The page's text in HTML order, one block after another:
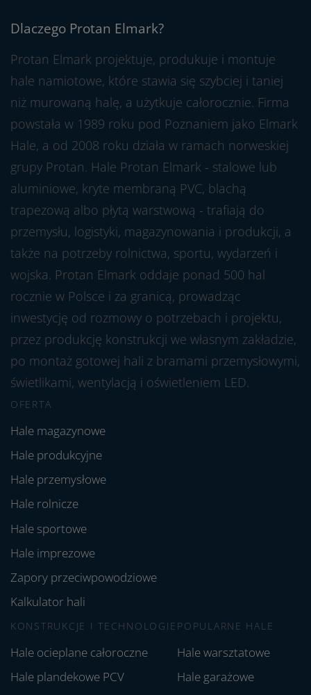
Dlaczego Protan Elmark?
Protan Elmark projektuje, produkuje i montuje
hale namiotowe, które stawia się szybciej i taniej
niż murowaną halę, a użytkuje całorocznie. Firma
powstała w 1989 roku pod Poznaniem jako Elmark
Hale, a od 2008 roku działa w ramach norweskiej
grupy Protan. Hale Protan Elmark - stalowe lub
aluminiowe, kryte membraną PVC, blachą
trapezową albo płytą warstwową - trafiają do
przemysłu, logistyki, magazynowania i produkcji, a
także na potrzeby rolnictwa, sportu, wydarzeń i
wojska. Protan Elmark oddaje ponad 500 hal
rocznie w Polsce i za granicą, prowadząc
inwestycję od rozmowy o potrzebach i projektu,
przez produkcję konstrukcji we własnym zakładzie,
po montaż gotowej hali z bramami przemysłowymi,
świetlikami, wentylacją i oświetleniem LED.
OFERTA
Hale magazynowe
Hale produkcyjne
Hale przemysłowe
Hale rolnicze
Hale sportowe
Hale imprezowe
Zapory przeciwpowodziowe
Kalkulator hali
KONSTRUKCJE I TECHNOLOGIE
Hale ocieplane całoroczne
Hale plandekowe PCV
POPULARNE HALE
Hale warsztatowe
Hale garażowe